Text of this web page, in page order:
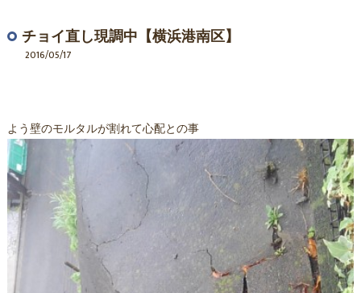
チョイ直し現調中【横浜港南区】
2016/05/17
よう壁のモルタルが割れて心配との事